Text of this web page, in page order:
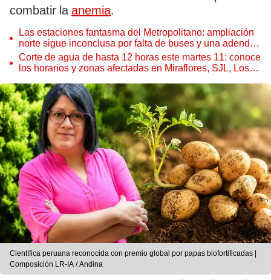
combatir la anemia.
Las estaciones fantasma del Metropolitano: ampliación
norte sigue inconclusa por falta de buses y una adenda
estancada
Corte de agua de hasta 12 horas este martes 11: conoce
los horarios y zonas afectadas en Miraflores, SJL, Los
Científica peruana reconocida con premio global por papas biofortificadas |
Composición LR-IA / Andina